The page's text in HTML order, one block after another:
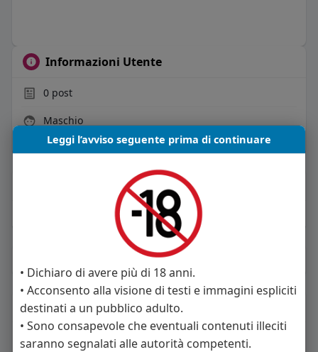
Informazioni Utente
0post
Maschio
Vive in Italia
donne
Seguiti(12)
Leggi l’avviso seguente prima di continuare
• Dichiaro di avere più di 18 anni.
• Acconsento alla visione di testi e immagini espliciti
destinati a un pubblico adulto.
• Sono consapevole che eventuali contenuti illeciti
saranno segnalati alle autorità competenti.